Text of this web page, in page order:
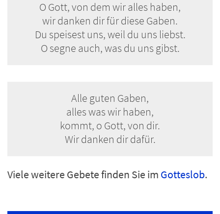
O Gott, von dem wir alles haben,
wir danken dir für diese Gaben.
Du speisest uns, weil du uns liebst.
O segne auch, was du uns gibst.
Alle guten Gaben,
alles was wir haben,
kommt, o Gott, von dir.
Wir danken dir dafür.
Viele weitere Gebete finden Sie im Gotteslob.